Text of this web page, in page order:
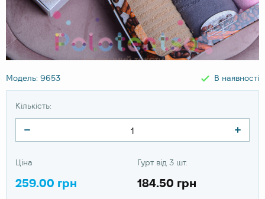
Модель: 9653 В наявності
Кількість:
Ціна
259.00 грн
Гурт від 3 шт.
184.50 грн